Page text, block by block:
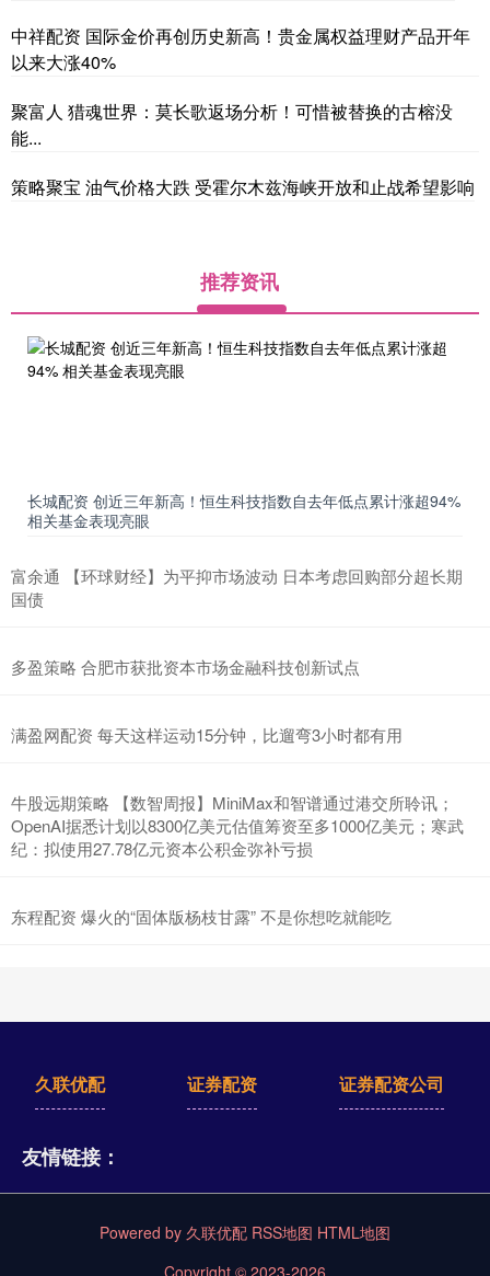
中祥配资 国际金价再创历史新高！贵金属权益理财产品开年
以来大涨40%
聚富人 猎魂世界：莫长歌返场分析！可惜被替换的古榕没
能...
策略聚宝 油气价格大跌 受霍尔木兹海峡开放和止战希望影响
推荐资讯
长城配资 创近三年新高！恒生科技指数自去年低点累计涨超94%
相关基金表现亮眼
富余通 【环球财经】为平抑市场波动 日本考虑回购部分超长期
国债
多盈策略 合肥市获批资本市场金融科技创新试点
满盈网配资 每天这样运动15分钟，比遛弯3小时都有用
牛股远期策略 【数智周报】MiniMax和智谱通过港交所聆讯；
OpenAI据悉计划以8300亿美元估值筹资至多1000亿美元；寒武
纪：拟使用27.78亿元资本公积金弥补亏损
东程配资 爆火的“固体版杨枝甘露” 不是你想吃就能吃
久联优配 证券配资 证券配资公司
友情链接：
Powered by 久联优配 RSS地图 HTML地图
Copyright © 2023-2026